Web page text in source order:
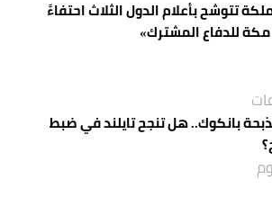
تتوشح بأعلام الدول الثلاث احتفاءً
مكة للدفاع المشترك»
بانكوك.. هل تنجح تايلند في ضبط